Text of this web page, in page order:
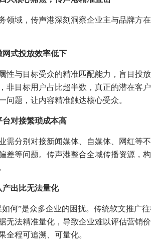
领域，传声港深刻洞察企业主与品牌方
网式投放效率低下
性与目标受众的精准匹配能力，盲目投
非目标用户占比超半数，真正的潜在客
问题，让内容精准触达核心受众。
台对接繁琐成本高
需分别对接新闻媒体、自媒体、网红等
差等问题。传声港整合全域传播资源，
产出比无法量化
何”是众多企业的困扰。传统软文推广
无法精准量化，导致企业难以评估营销
全程可追溯、可量化。